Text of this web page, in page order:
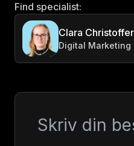
Find specialist:
Clara
Digital Marketing